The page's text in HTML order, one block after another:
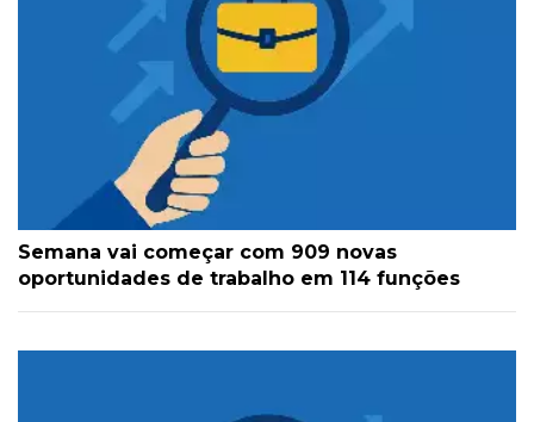
Semana vai começar com 909 novas
oportunidades de trabalho em 114 funções